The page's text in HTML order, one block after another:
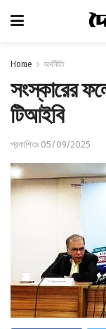
Home অর্থনীতি
সংস্কারের
টিআইবি
প্রকাশিতঃ 05/09/2025